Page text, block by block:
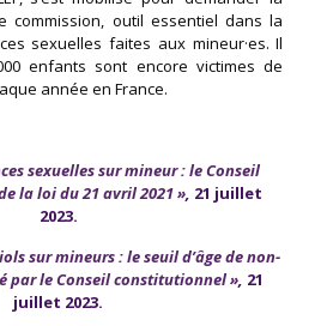
commission, outil essentiel dans la
sexuelles faites aux mineur·es. Il
enfants sont encore victimes de
année en France.
sexuelles sur mineur : le Conseil
la loi du 21 avril 2021 », 21 juillet
2023.
sur mineurs : le seuil d’âge de non-
par le Conseil constitutionnel », 21
juillet 2023.